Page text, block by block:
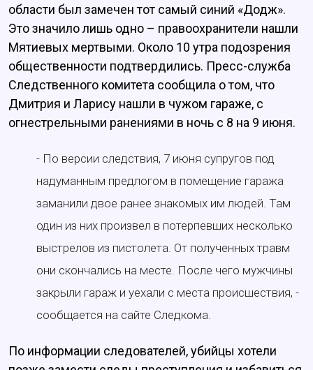
области был замечен тот самый синий «Додж».
Это значило лишь одно – правоохранители нашли
Мятиевых мертвыми. Около 10 утра подозрения
общественности подтвердились. Пресс-служба
Следственного комитета сообщила о том, что
Дмитрия и Ларису нашли в чужом гараже, с
огнестрельными ранениями в ночь с 8 на 9 июня.
- По версии следствия, 7 июня супругов под
надуманным предлогом в помещение гаража
заманили двое ранее знакомых им людей. Там
один из них произвел в потерпевших несколько
выстрелов из пистолета. От полученных травм
они скончались на месте. После чего мужчины
закрыли гараж и уехали с места происшествия, -
сообщается на сайте Следкома.
По информации следователей, убийцы хотели